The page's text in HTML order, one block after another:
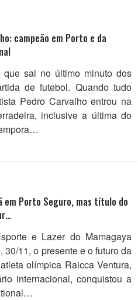
campeão em Porto e da
sai no último minuto dos
de futebol. Quando tudo
Pedro Carvalho entrou na
inclusive a última do
em Porto Seguro, mas título do
e Lazer do Mamagaya
30/11, o presente e o futuro da
olímpica Raicca Ventura,
internacional, conquistou a